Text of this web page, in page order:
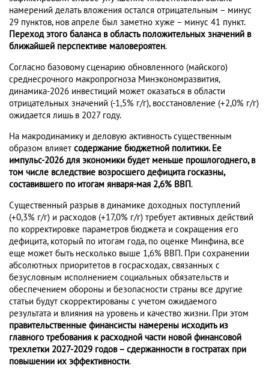
намерений делать вложения остался отрицательным – минус
29 пунктов, нов апреле был заметно хуже – минус 41 пункт.
Переход этого баланса в область положительных значений в
ближайшей перспективе маловероятен.
Согласно базовому сценарию обновленного (майского)
среднесрочного макропрогноза Минэкономразвития,
динамика-2026 инвестиций может оказаться в области
отрицательных значений (-1,5% г/г), восстановление (+2,0% г/г)
ожидается лишь в 2027 году.
На макродинамику и деловую активность существенным
образом влияет содержание бюджетной политики. Ее
импульс-2026 для экономики будет меньше прошлогоднего, в
том числе вследствие возросшего дефицита госказны,
составившего по итогам января-мая 2,6% ВВП.
Существенный разрыв в динамике доходных поступлений
(+0,3% г/г) и расходов (+17,0% г/г) требует активных действий
по корректировке параметров бюджета и сокращения его
дефицита, который по итогам года, по оценке Минфина, все
еще может быть несколько выше 1,6% ВВП. При сохранении
абсолютных приоритетов в госрасходах, связанных с
безусловным исполнением социальных обязательств и
обеспечением обороны и безопасности страны все другие
статьи будут скорректированы с учетом ожидаемого
результата и влияния на уровень и качество жизни. При этом
правительственные финансисты намерены исходить из
главного требования к расходной части новой финансовой
трехлетки 2027-2029 годов – сдержанности в гостратах при
повышении их эффективности.